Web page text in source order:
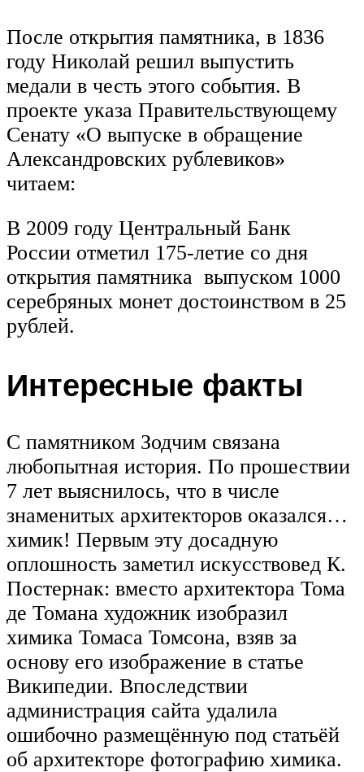
После открытия памятника, в 1836
году Николай решил выпустить
медали в честь этого события. В
проекте указа Правительствующему
Сенату «О выпуске в обращение
Александровских рублевиков»
читаем:
В 2009 году Центральный Банк
России отметил 175-летие со дня
открытия памятника выпуском 1000
серебряных монет достоинством в 25
рублей.
Интересные факты
С памятником Зодчим связана
любопытная история. По прошествии
7 лет выяснилось, что в числе
знаменитых архитекторов оказался…
химик! Первым эту досадную
оплошность заметил искусствовед К.
Постернак: вместо архитектора Тома
де Томана художник изобразил
химика Томаса Томсона, взяв за
основу его изображение в статье
Википедии. Впоследствии
администрация сайта удалила
ошибочно размещённую под статьёй
об архитекторе фотографию химика.